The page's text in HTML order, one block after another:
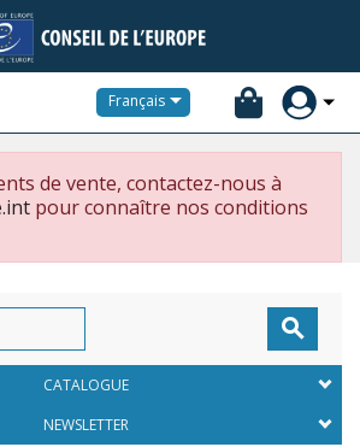
Français
de vente, contactez-nous à
pour connaître nos conditions

CATALOGUE
NEWSLETTER